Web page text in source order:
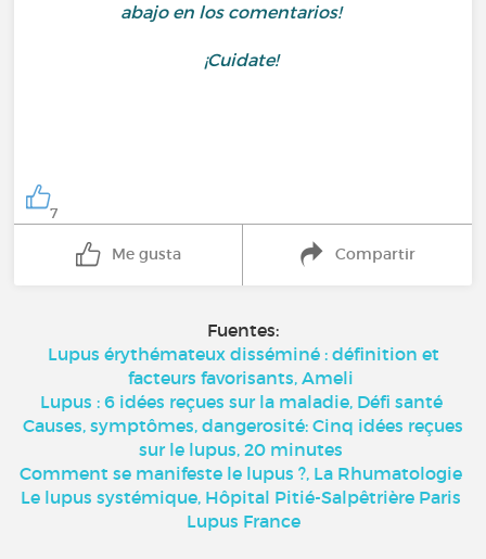
abajo en los comentarios!
¡Cuidate!
7
Me gusta Compartir
Fuentes:
Lupus érythémateux disséminé : définition et
facteurs favorisants, Ameli
Lupus : 6 idées reçues sur la maladie, Défi santé
Causes, symptômes, dangerosité: Cinq idées reçues
sur le lupus, 20 minutes
Comment se manifeste le lupus ?, La Rhumatologie
Le lupus systémique, Hôpital Pitié-Salpêtrière Paris
Lupus France